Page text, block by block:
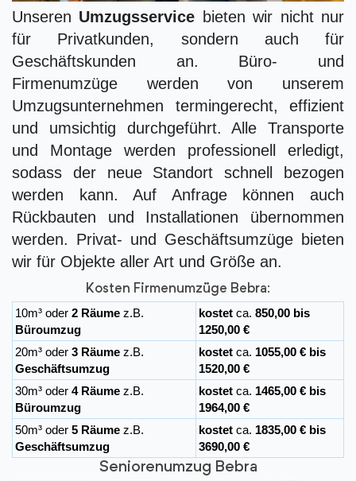
Unseren Umzugsservice bieten wir nicht nur
für Privatkunden, sondern auch für
Geschäftskunden an. Büro- und
Firmenumzüge werden von unserem
Umzugsunternehmen termingerecht, effizient
und umsichtig durchgeführt. Alle Transporte
und Montage werden professionell erledigt,
sodass der neue Standort schnell bezogen
werden kann. Auf Anfrage können auch
Rückbauten und Installationen übernommen
werden. Privat- und Geschäftsumzüge bieten
wir für Objekte aller Art und Größe an.
Kosten Firmenumzüge Bebra:
10m³ oder 2 Räume z.B.
Büroumzug
kostet ca. 850,00 bis
1250,00 €
20m³ oder 3 Räume z.B.
Geschäftsumzug
kostet ca. 1055,00 € bis
1520,00 €
30m³ oder 4 Räume z.B.
Büroumzug
kostet ca. 1465,00 € bis
1964,00 €
50m³ oder 5 Räume z.B.
Geschäftsumzug
kostet ca. 1835,00 € bis
3690,00 €
Seniorenumzug Bebra